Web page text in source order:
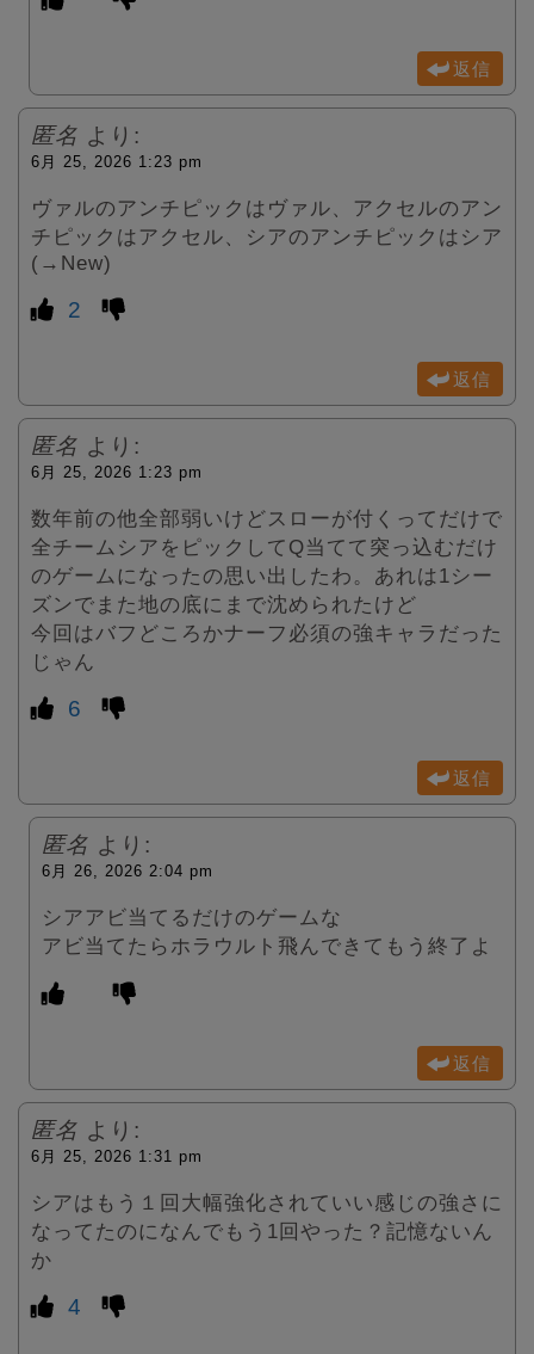
返信
匿名 より:
6月 25, 2026 1:23 pm
ヴァルのアンチピックはヴァル、アクセルのアン
チピックはアクセル、シアのアンチピックはシア
(→New)
2
返信
匿名 より:
6月 25, 2026 1:23 pm
数年前の他全部弱いけどスローが付くってだけで
全チームシアをピックしてQ当てて突っ込むだけ
のゲームになったの思い出したわ。あれは1シー
ズンでまた地の底にまで沈められたけど
今回はバフどころかナーフ必須の強キャラだった
じゃん
6
返信
匿名 より:
6月 26, 2026 2:04 pm
シアアビ当てるだけのゲームな
アビ当てたらホラウルト飛んできてもう終了よ
返信
匿名 より:
6月 25, 2026 1:31 pm
シアはもう１回大幅強化されていい感じの強さに
なってたのになんでもう1回やった？記憶ないん
か
4